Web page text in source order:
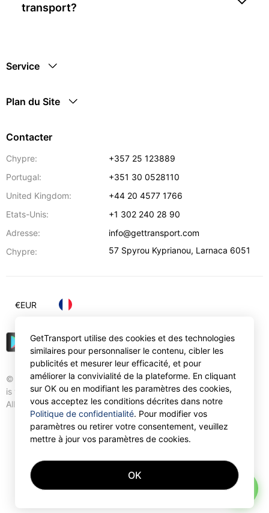
transport?
Service
Plan du Site
Contacter
Chypre:
+357 25 123889
Portugal:
+351 30 0528110
United Kingdom:
+44 20 4577 1766
Etats-Unis:
+1 302 240 28 90
Adresse:
info@gettransport.com
Chypre:
57 Spyrou Kyprianou, Larnaca 6051
© Gettransport International Limited. GetTransport®
is trademark of Gettransport International Limited.
All rights reserved.
€EUR
GetTransport utilise des cookies et des technologies
similaires pour personnaliser le contenu, cibler les
publicités et mesurer leur efficacité, et pour
améliorer la convivialité de la plateforme. En cliquant
sur OK ou en modifiant les paramètres des cookies,
vous acceptez les conditions décrites dans notre
Politique de confidentialité. Pour modifier vos
paramètres ou retirer votre consentement, veuillez
mettre à jour vos paramètres de cookies.
OK
AI